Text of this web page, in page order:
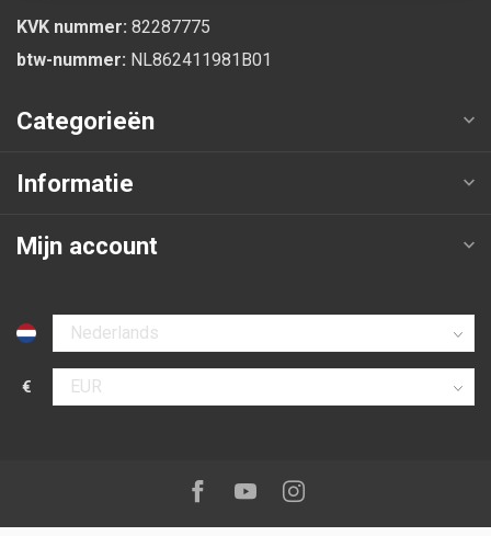
KVK nummer: 82287775
btw-nummer: NL862411981B01
Categorieën
Informatie
Mijn account
Selecteer taal
€
Selecteer valuta
Volg ons op:Facebook
YoutubeInstagram